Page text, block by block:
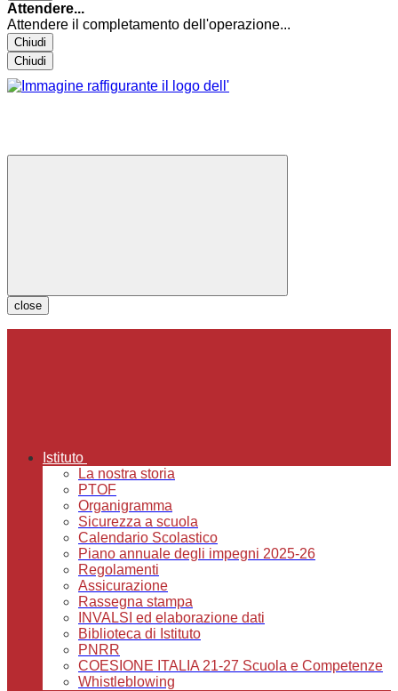
Attendere...
Attendere il completamento dell'operazione...
Chiudi
Chiudi
close
Istituto
La nostra storia
PTOF
Organigramma
Sicurezza a scuola
Calendario Scolastico
Piano annuale degli impegni 2025-26
Regolamenti
Assicurazione
Rassegna stampa
INVALSI ed elaborazione dati
Biblioteca di Istituto
PNRR
COESIONE ITALIA 21-27 Scuola e Competenze
Whistleblowing